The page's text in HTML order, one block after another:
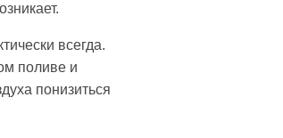
всегда.
поливе и
понизиться